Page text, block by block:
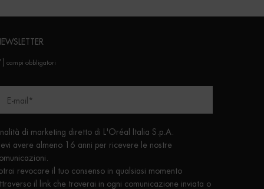
campi obbligatori
E-mail *
di marketing diretto di L'Oréal Italia S.p.A.
avere almeno 16 anni per ricevere le nostre
revocare il tuo consenso in qualsiasi momento
il link che troverai in ogni comunicazione inviata o